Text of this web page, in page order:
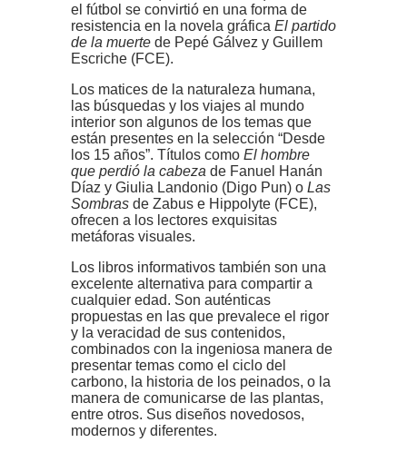
el fútbol se convirtió en una forma de
resistencia en la novela gráfica El partido
de la muerte de Pepé Gálvez y Guillem
Escriche (FCE).
Los matices de la naturaleza humana,
las búsquedas y los viajes al mundo
interior son algunos de los temas que
están presentes en la selección “Desde
los 15 años”. Títulos como El hombre
que perdió la cabeza de Fanuel Hanán
Díaz y Giulia Landonio (Digo Pun) o Las
Sombras de Zabus e Hippolyte (FCE),
ofrecen a los lectores exquisitas
metáforas visuales.
Los libros informativos también son una
excelente alternativa para compartir a
cualquier edad. Son auténticas
propuestas en las que prevalece el rigor
y la veracidad de sus contenidos,
combinados con la ingeniosa manera de
presentar temas como el ciclo del
carbono, la historia de los peinados, o la
manera de comunicarse de las plantas,
entre otros. Sus diseños novedosos,
modernos y diferentes.